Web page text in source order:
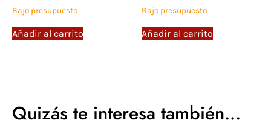
Bajo presupuesto
Añadir al carrito
Bajo presupuesto
Añadir al carrito
Quizás te interesa también...